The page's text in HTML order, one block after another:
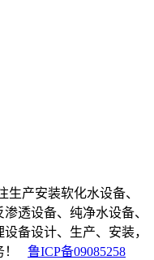
产安装软化水设备、
透设备、纯净水设备、
备设计、生产、安装，
！ 鲁ICP备09085258